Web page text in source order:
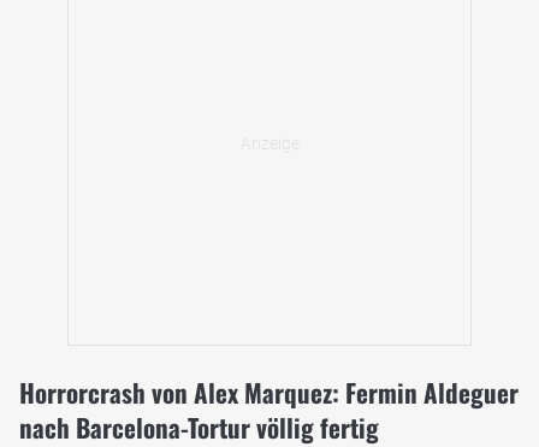
Horrorcrash von Alex Marquez: Fermin Aldeguer
nach Barcelona-Tortur völlig fertig